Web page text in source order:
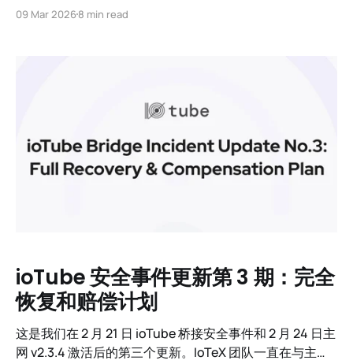
有。但因为诚实的说法是：我们不知道在十二个月后世界
09 Mar 20268 min read
ioTube 安全事件更新第 3 期：完全
恢复和赔偿计划
这是我们在 2 月 21 日 ioTube 桥接安全事件和 2 月 24 日主
网 v2.3.4 激活后的第三个更新。IoTeX 团队一直在与主要